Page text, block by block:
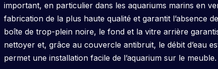
important, en particulier dans les aquariums marins en
fabrication de la plus haute qualité et garantit l’absence
boîte de trop-plein noire, le fond et la vitre arrière
nettoyer et, grâce au couvercle antibruit, le débit d’eau
permet une installation facile de l’aquarium sur le meuble.